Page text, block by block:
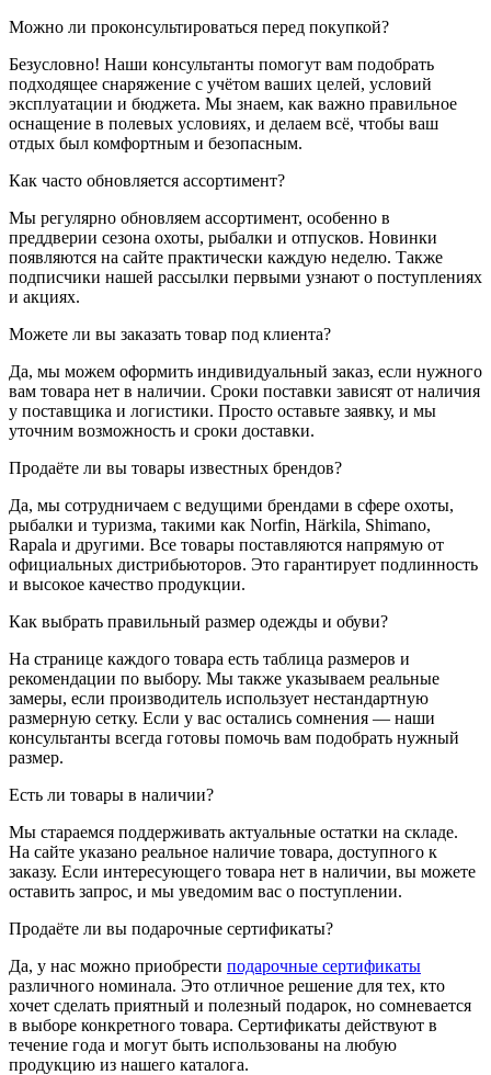
Можно ли проконсультироваться перед покупкой?
Безусловно! Наши консультанты помогут вам подобрать
подходящее снаряжение с учётом ваших целей, условий
эксплуатации и бюджета. Мы знаем, как важно правильное
оснащение в полевых условиях, и делаем всё, чтобы ваш
отдых был комфортным и безопасным.
Как часто обновляется ассортимент?
Мы регулярно обновляем ассортимент, особенно в
преддверии сезона охоты, рыбалки и отпусков. Новинки
появляются на сайте практически каждую неделю. Также
подписчики нашей рассылки первыми узнают о поступлениях
и акциях.
Можете ли вы заказать товар под клиента?
Да, мы можем оформить индивидуальный заказ, если нужного
вам товара нет в наличии. Сроки поставки зависят от наличия
у поставщика и логистики. Просто оставьте заявку, и мы
уточним возможность и сроки доставки.
Продаёте ли вы товары известных брендов?
Да, мы сотрудничаем с ведущими брендами в сфере охоты,
рыбалки и туризма, такими как Norfin, Härkila, Shimano,
Rapala и другими. Все товары поставляются напрямую от
официальных дистрибьюторов. Это гарантирует подлинность
и высокое качество продукции.
Как выбрать правильный размер одежды и обуви?
На странице каждого товара есть таблица размеров и
рекомендации по выбору. Мы также указываем реальные
замеры, если производитель использует нестандартную
размерную сетку. Если у вас остались сомнения — наши
консультанты всегда готовы помочь вам подобрать нужный
размер.
Есть ли товары в наличии?
Мы стараемся поддерживать актуальные остатки на складе.
На сайте указано реальное наличие товара, доступного к
заказу. Если интересующего товара нет в наличии, вы можете
оставить запрос, и мы уведомим вас о поступлении.
Продаёте ли вы подарочные сертификаты?
Да, у нас можно приобрести подарочные сертификаты
различного номинала. Это отличное решение для тех, кто
хочет сделать приятный и полезный подарок, но сомневается
в выборе конкретного товара. Сертификаты действуют в
течение года и могут быть использованы на любую
продукцию из нашего каталога.